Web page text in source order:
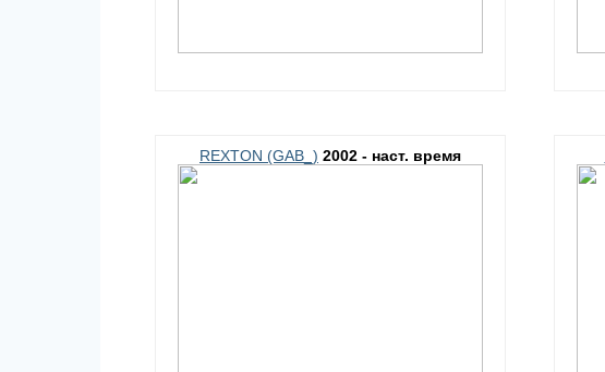
REXTON (GAB_) 2002 - наст. время